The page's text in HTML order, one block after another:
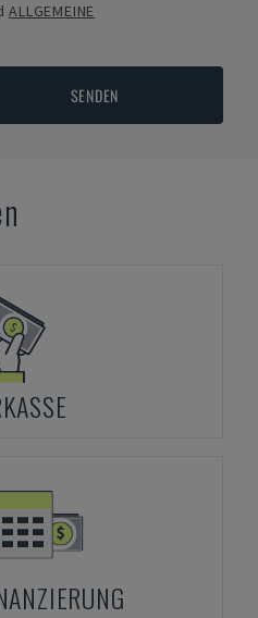
ALLGEMEINE
SENDEN